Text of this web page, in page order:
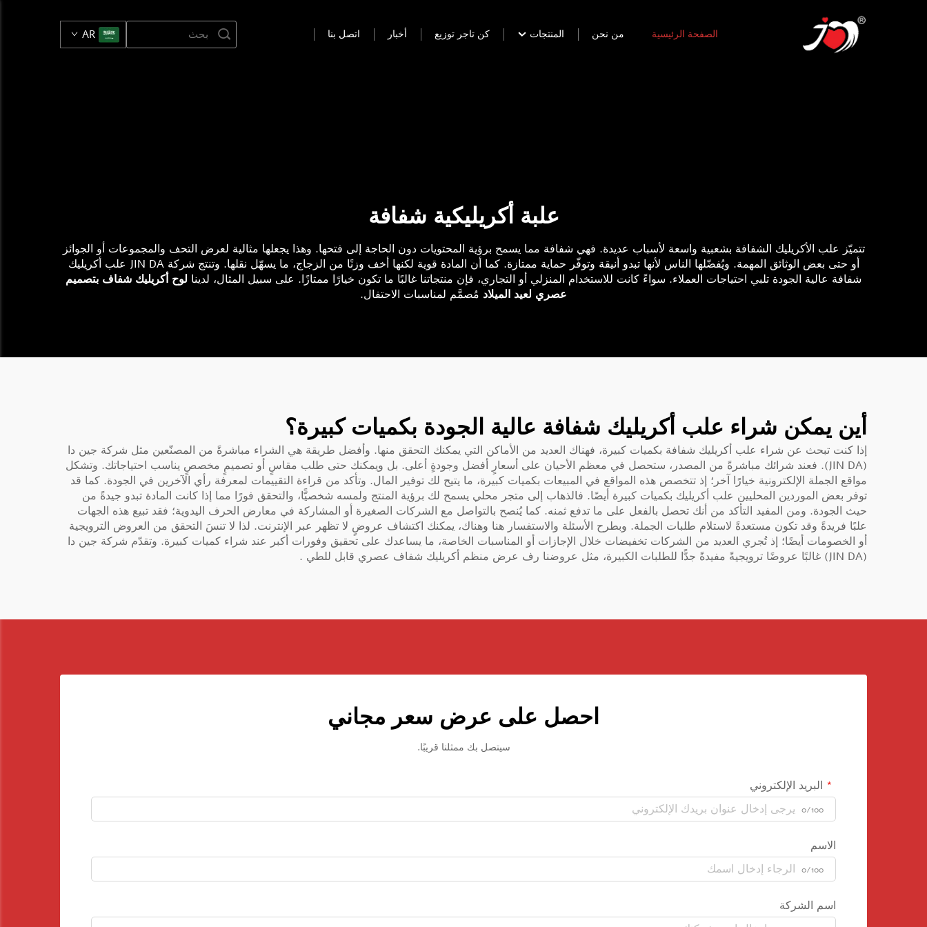
الصفحة الرئيسية من نحن المنتجات كن تاجر توزيع أخبار اتصل بنا AR
علبة أكريليكية شفافة
تتميّز علب الأكريليك الشفافة بشعبية واسعة لأسباب عديدة. فهي شفافة مما يسمح برؤية المحتويات دون الحاجة إلى فتحها. وهذا يجعلها مثالية لعرض التحف والمجموعات أو الجوائز
أو حتى بعض الوثائق المهمة. ويُفضّلها الناس لأنها تبدو أنيقة وتوفّر حماية ممتازة. كما أن المادة قوية لكنها أخف وزنًا من الزجاج، ما يسهّل نقلها. وتنتج شركة JIN DA علب أكريليك
شفافة عالية الجودة تلبي احتياجات العملاء. سواءً كانت للاستخدام المنزلي أو التجاري، فإن منتجاتنا غالبًا ما تكون خيارًا ممتازًا. على سبيل المثال، لدينا لوح أكريليك شفاف بتصميم
عصري لعيد الميلاد مُصمَّم لمناسبات الاحتفال.
أين يمكن شراء علب أكريليك شفافة عالية الجودة بكميات كبيرة؟
إذا كنت تبحث عن شراء علب أكريليك شفافة بكميات كبيرة، فهناك العديد من الأماكن التي يمكنك التحقق منها. وأفضل طريقة هي الشراء مباشرةً من المصنّعين مثل شركة جين دا
(JIN DA). فعند شرائك مباشرةً من المصدر، ستحصل في معظم الأحيان على أسعارٍ أفضل وجودةٍ أعلى. بل ويمكنك حتى طلب مقاسٍ أو تصميمٍ مخصصٍ يناسب احتياجاتك. وتشكل
مواقع الجملة الإلكترونية خيارًا آخر؛ إذ تتخصص هذه المواقع في المبيعات بكميات كبيرة، ما يتيح لك توفير المال. وتأكد من قراءة التقييمات لمعرفة رأي الآخرين في الجودة. كما قد
توفر بعض الموردين المحليين علب أكريليك بكميات كبيرة أيضًا. فالذهاب إلى متجر محلي يسمح لك برؤية المنتج ولمسه شخصيًّا، والتحقق فورًا مما إذا كانت المادة تبدو جيدةً من
حيث الجودة. ومن المفيد التأكد من أنك تحصل بالفعل على ما تدفع ثمنه. كما يُنصح بالتواصل مع الشركات الصغيرة أو المشاركة في معارض الحرف اليدوية؛ فقد تبيع هذه الجهات
علبًا فريدةً وقد تكون مستعدةً لاستلام طلبات الجملة. وبطرح الأسئلة والاستفسار هنا وهناك، يمكنك اكتشاف عروضٍ لا تظهر عبر الإنترنت. لذا لا تنسَ التحقق من العروض الترويجية
أو الخصومات أيضًا؛ إذ تُجري العديد من الشركات تخفيضات خلال الإجازات أو المناسبات الخاصة، ما يساعدك على تحقيق وفورات أكبر عند شراء كميات كبيرة. وتقدّم شركة جين دا
(JIN DA) غالبًا عروضًا ترويجيةً مفيدةً جدًّا للطلبات الكبيرة، مثل عروضنا
رف عرض منظم أكريليك شفاف عصري قابل للطي .
احصل على عرض سعر مجاني
سيتصل بك ممثلنا قريبًا.
البريد الإلكتروني
0/100
الاسم
0/100
اسم الشركة